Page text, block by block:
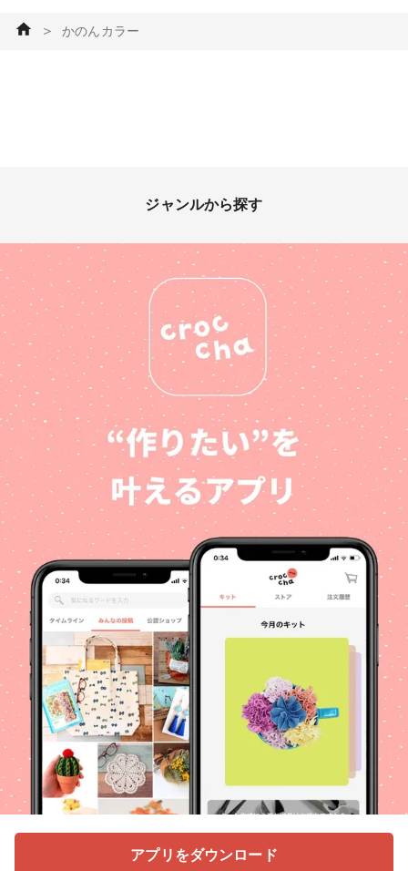
#その他 #かのんカラー
＞ かのんカラー
ジャンルから探す
アプリをダウンロード